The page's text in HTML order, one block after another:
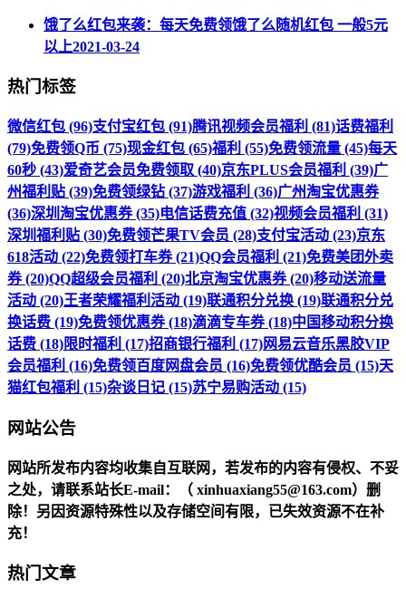
饿了么红包来袭：每天免费领饿了么随机红包 一般5元
以上2021-03-24
热门标签
微信红包 (96)支付宝红包 (91)腾讯视频会员福利 (81)话费福利
(79)免费领Q币 (75)现金红包 (65)福利 (55)免费领流量 (45)每天
60秒 (43)爱奇艺会员免费领取 (40)京东PLUS会员福利 (39)广
州福利贴 (39)免费领绿钻 (37)游戏福利 (36)广州淘宝优惠券
(36)深圳淘宝优惠券 (35)电信话费充值 (32)视频会员福利 (31)
深圳福利贴 (30)免费领芒果TV会员 (28)支付宝活动 (23)京东
618活动 (22)免费领打车券 (21)QQ会员福利 (21)免费美团外卖
券 (20)QQ超级会员福利 (20)北京淘宝优惠券 (20)移动送流量
活动 (20)王者荣耀福利活动 (19)联通积分兑换 (19)联通积分兑
换话费 (19)免费领优惠券 (18)滴滴专车券 (18)中国移动积分换
话费 (18)限时福利 (17)招商银行福利 (17)网易云音乐黑胶VIP
会员福利 (16)免费领百度网盘会员 (16)免费领优酷会员 (15)天
猫红包福利 (15)杂谈日记 (15)苏宁易购活动 (15)
网站公告
网站所发布内容均收集自互联网，若发布的内容有侵权、不妥
之处，请联系站长E-mail：（ xinhuaxiang55@163.com）删
除！另因资源特殊性以及存储空间有限，已失效资源不在补
充！
热门文章